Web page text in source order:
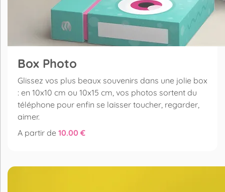
Box Photo
Glissez vos plus beaux souvenirs dans une jolie box
: en 10x10 cm ou 10x15 cm, vos photos sortent du
téléphone pour enfin se laisser toucher, regarder,
aimer.
A partir de 10.00 €